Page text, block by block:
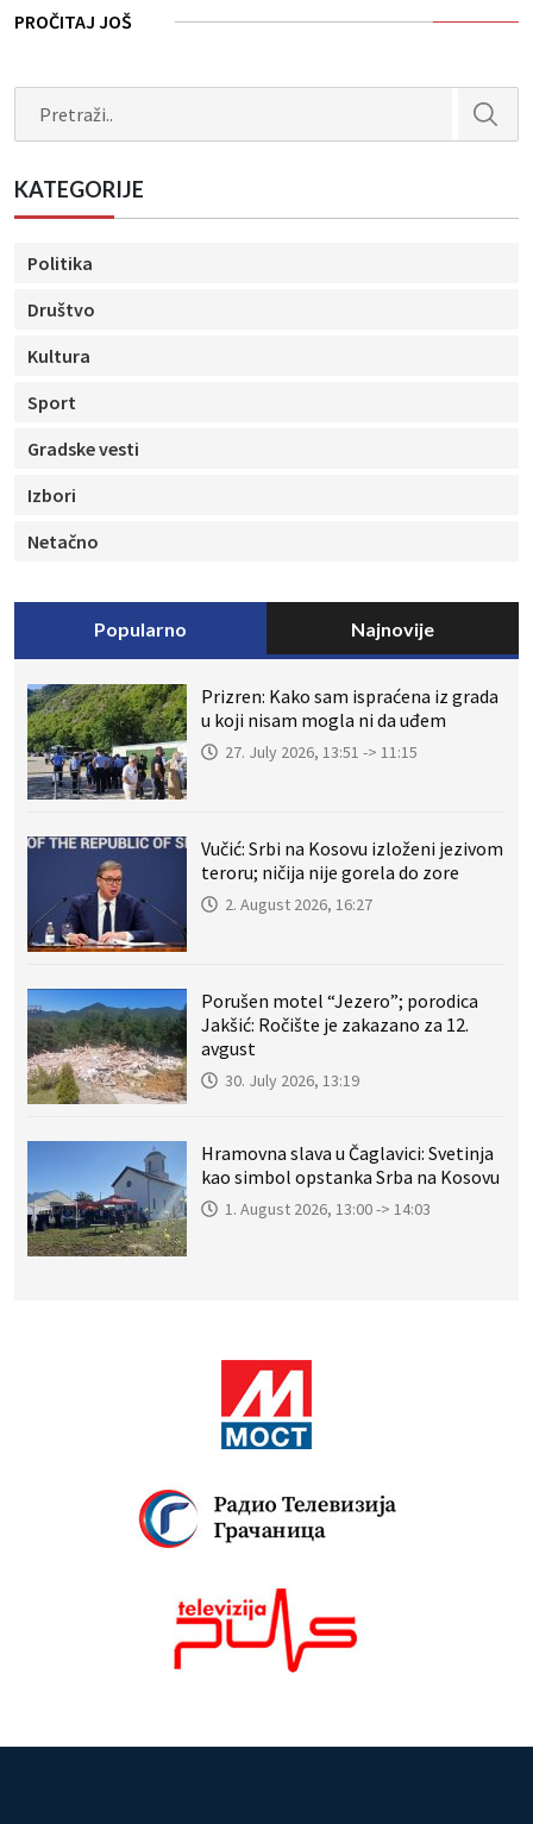
PROČITAJ JOŠ
KATEGORIJE
Politika
Društvo
Kultura
Sport
Gradske vesti
Izbori
Netačno
Popularno Najnovije
Prizren: Kako sam ispraćena iz grada
u koji nisam mogla ni da uđem
27. July 2026, 13:51 -> 11:15
Vučić: Srbi na Kosovu izloženi jezivom
teroru; ničija nije gorela do zore
2. August 2026, 16:27
Porušen motel “Jezero”; porodica
Jakšić: Ročište je zakazano za 12.
avgust
30. July 2026, 13:19
Hramovna slava u Čaglavici: Svetinja
kao simbol opstanka Srba na Kosovu
1. August 2026, 13:00 -> 14:03